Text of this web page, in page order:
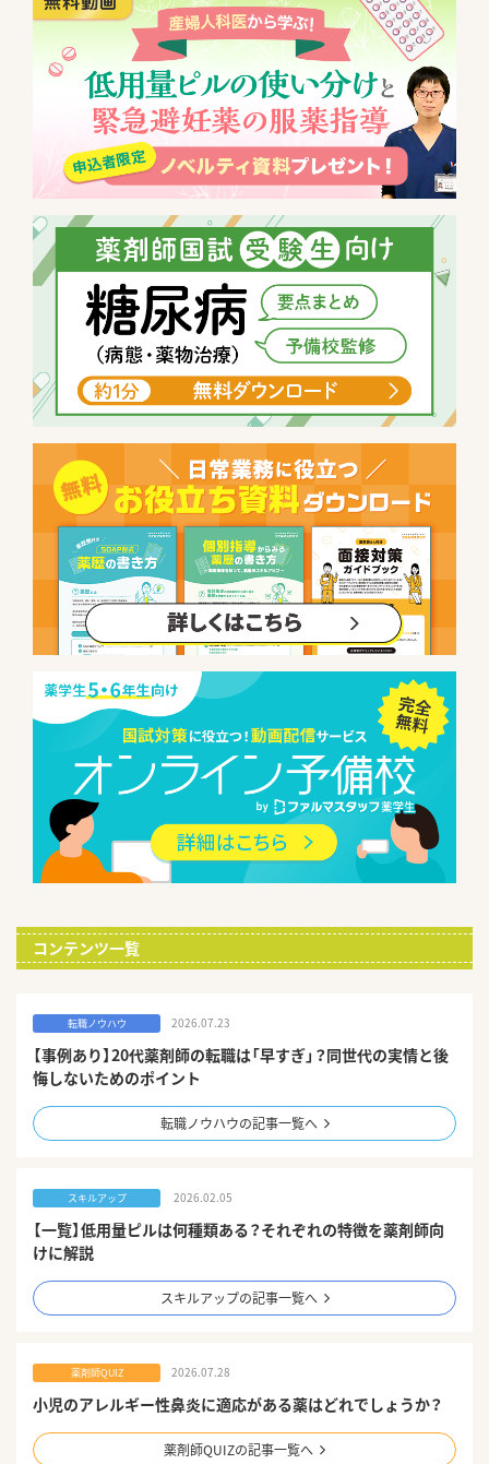
コンテンツ一覧
転職ノウハウ 2026.07.23
【事例あり】20代薬剤師の転職は「早すぎ」？同世代の実情と後
悔しないためのポイント
転職ノウハウの記事一覧へ
スキルアップ 2026.02.05
【一覧】低用量ピルは何種類ある？それぞれの特徴を薬剤師向
けに解説
スキルアップの記事一覧へ
薬剤師QUIZ 2026.07.28
小児のアレルギー性鼻炎に適応がある薬はどれでしょうか？
薬剤師QUIZの記事一覧へ